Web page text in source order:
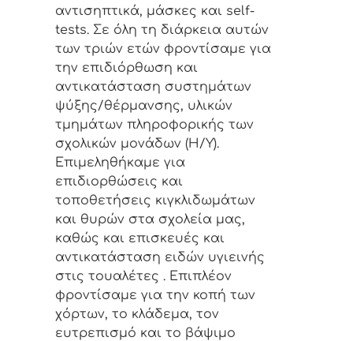
αντισηπτικά, μάσκες και self-
tests. Σε όλη τη διάρκεια αυτών
των τριών ετών φροντίσαμε για
την επιδιόρθωση και
αντικατάσταση συστημάτων
ψύξης/θέρμανσης, υλικών
τμημάτων πληροφορικής των
σχολικών μονάδων (Η/Υ).
Επιμεληθήκαμε για
επιδιορθώσεις και
τοποθετήσεις κιγκλιδωμάτων
και θυρών στα σχολεία μας,
καθώς και επισκευές και
αντικατάσταση ειδών υγιεινής
στις τουαλέτες . Επιπλέον
φροντίσαμε για την κοπή των
χόρτων, το κλάδεμα, τον
ευτρεπισμό και το βάψιμο